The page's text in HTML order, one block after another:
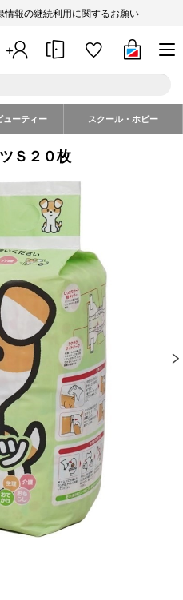
情報の継続利用に関するお願い
ューティー スクール・ホビー
Ｓ２０枚